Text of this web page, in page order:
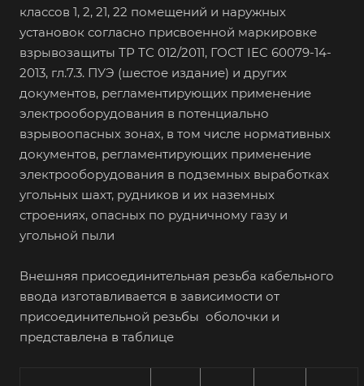
классов 1, 2, 21, 22 помещений и наружных
установок согласно присвоенной маркировке
взрывозащиты ТР ТС 012/2011, ГОСТ IEC 60079-14-
2013, гл.7.3. ПУЭ (шестое издание) и других
документов, регламентирующих применение
электрооборудования в потенциально
взрывоопасных зонах, в том числе нормативных
документов, регламентирующих применение
электрооборудования в подземных выработках
угольных шахт, рудников и их наземных
строениях, опасных по рудничному газу и
угольной пыли
Внешняя присоединительная резьба кабельного
ввода изготавливается в зависимости от
присоединительной резьбы оболочки и
представлена в таблице